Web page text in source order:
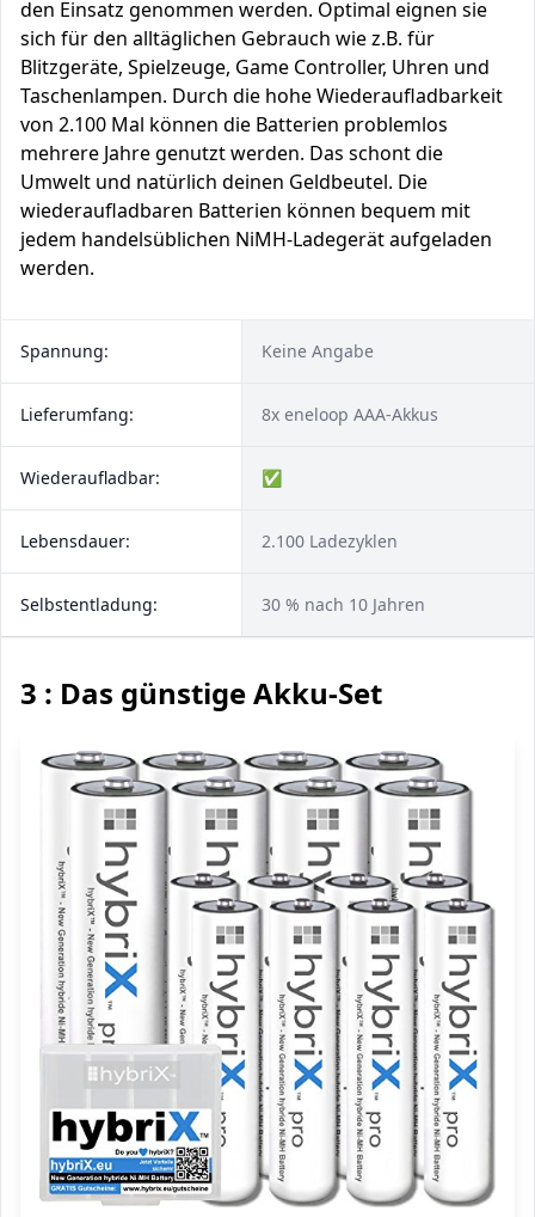
den Einsatz genommen werden. Optimal eignen sie
sich für den alltäglichen Gebrauch wie z.B. für
Blitzgeräte, Spielzeuge, Game Controller, Uhren und
Taschenlampen. Durch die hohe Wiederaufladbarkeit
von 2.100 Mal können die Batterien problemlos
mehrere Jahre genutzt werden. Das schont die
Umwelt und natürlich deinen Geldbeutel. Die
wiederaufladbaren Batterien können bequem mit
jedem handelsüblichen NiMH-Ladegerät aufgeladen
werden.
Spannung: Keine Angabe
Lieferumfang: 8x eneloop AAA-Akkus
Wiederaufladbar: ✅
Lebensdauer: 2.100 Ladezyklen
Selbstentladung: 30 % nach 10 Jahren
3 : Das günstige Akku-Set